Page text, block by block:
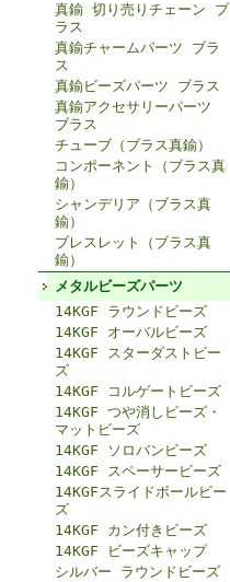
真鍮 切り売りチェーン ブ
ラス
真鍮チャームパーツ ブラ
ス
真鍮ビーズパーツ ブラス
真鍮アクセサリーパーツ
ブラス
チューブ（ブラス真鍮）
コンポーネント（ブラス真
鍮）
シャンデリア（ブラス真
鍮）
ブレスレット（ブラス真
鍮）
メタルビーズパーツ
14KGF ラウンドビーズ
14KGF オーバルビーズ
14KGF スターダストビー
ズ
14KGF コルゲートビーズ
14KGF つや消しビーズ・
マットビーズ
14KGF ソロバンビーズ
14KGF スペーサービーズ
14KGFスライドボールビー
ズ
14KGF カン付きビーズ
14KGF ビーズキャップ
シルバー ラウンドビーズ